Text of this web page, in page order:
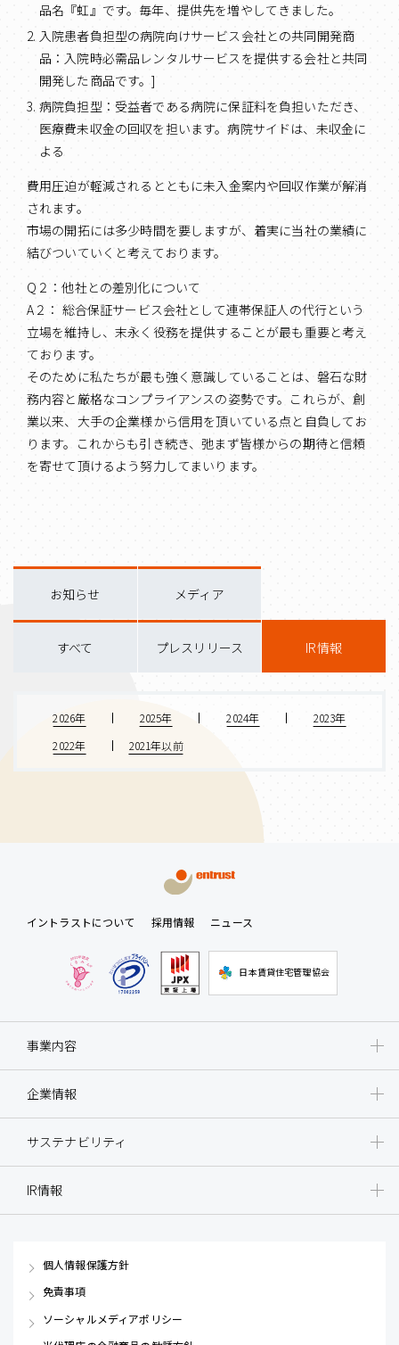
品名『虹』です。毎年、提供先を増やしてきました。
入院患者負担型の病院向けサービス会社との共同開発商
品：入院時必需品レンタルサービスを提供する会社と共同
開発した商品です。]
病院負担型：受益者である病院に保証料を負担いただき、
医療費未収金の回収を担います。病院サイドは、未収金に
よる
費用圧迫が軽減されるとともに未入金案内や回収作業が解消
されます。
市場の開拓には多少時間を要しますが、着実に当社の業績に
結びついていくと考えております。
Q２：他社との差別化について
A２： 総合保証サービス会社として連帯保証人の代行という
立場を維持し、末永く役務を提供することが最も重要と考え
ております。
そのために私たちが最も強く意識していることは、磐石な財
務内容と厳格なコンプライアンスの姿勢です。これらが、創
業以来、大手の企業様から信用を頂いている点と自負してお
ります。これからも引き続き、弛まず皆様からの期待と信頼
を寄せて頂けるよう努力してまいります。
すべて プレスリリース IR情報
お知らせ メディア
2026年 2025年 2024年
2023年
2022年
2021年以前
イントラストについて 採用情報 ニュース
日本賃貸住宅管理協会
事業内容
企業情報
サステナビリティ
IR情報
個人情報保護方針
免責事項
ソーシャルメディアポリシー